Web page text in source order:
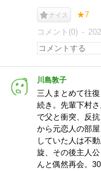
ナイス ★7
コメント(0)
川島敦子
三人まとめて往
続き。先輩下村
で父と衝突、反
から元恋人の部
していた人は不
旋、その後主人
んと偶然再会。